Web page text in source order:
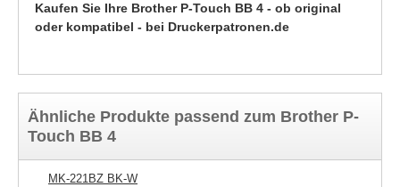
Kaufen Sie Ihre Brother P-Touch BB 4 - ob original
oder kompatibel - bei Druckerpatronen.de
Ähnliche Produkte passend zum Brother P-
Touch BB 4
MK-221BZ BK-W